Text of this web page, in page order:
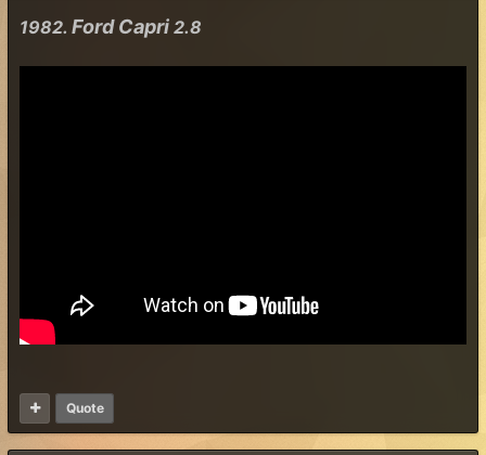
1982. Ford Capri 2.8
Quote